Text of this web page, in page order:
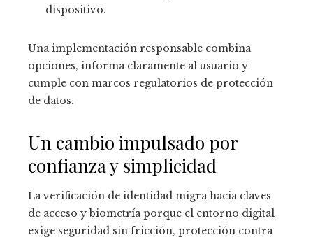
dispositivo.
Una implementación responsable combina
opciones, informa claramente al usuario y
cumple con marcos regulatorios de protección
de datos.
Un cambio impulsado por
confianza y simplicidad
La verificación de identidad migra hacia claves
de acceso y biometría porque el entorno digital
exige seguridad sin fricción, protección contra